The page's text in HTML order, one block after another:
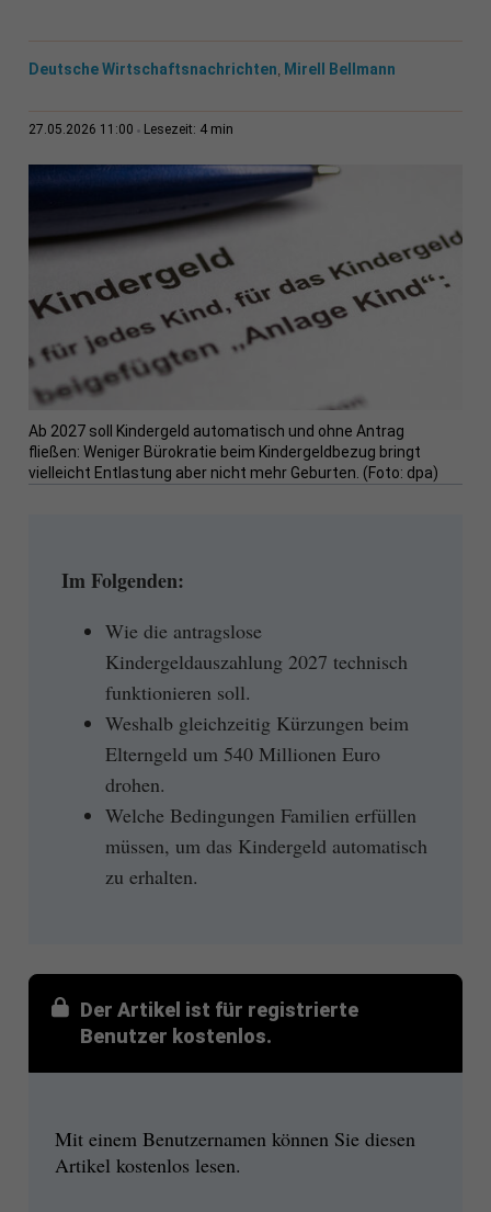
Deutsche Wirtschaftsnachrichten, Mirell Bellmann
27.05.2026 11:00 Lesezeit: 4 min
Ab 2027 soll Kindergeld automatisch und ohne Antrag
fließen: Weniger Bürokratie beim Kindergeldbezug bringt
vielleicht Entlastung aber nicht mehr Geburten. (Foto: dpa)
Im Folgenden:
Wie die antragslose
Kindergeldauszahlung 2027 technisch
funktionieren soll.
Weshalb gleichzeitig Kürzungen beim
Elterngeld um 540 Millionen Euro
drohen.
Welche Bedingungen Familien erfüllen
müssen, um das Kindergeld automatisch
zu erhalten.
Der Artikel ist für registrierte
Benutzer kostenlos.
Mit einem Benutzernamen können Sie diesen
Artikel kostenlos lesen.